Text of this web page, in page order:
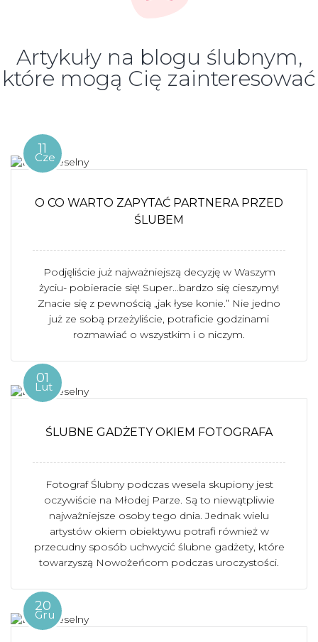
Artykuły na blogu ślubnym,
które mogą Cię zainteresować
11
Cze
O CO WARTO ZAPYTAĆ PARTNERA PRZED
ŚLUBEM
Podjęliście już najważniejszą decyzję w Waszym
życiu- pobieracie się! Super…bardzo się cieszymy!
Znacie się z pewnością „jak łyse konie.” Nie jedno
już ze sobą przeżyliście, potraficie godzinami
rozmawiać o wszystkim i o niczym.
01
Lut
ŚLUBNE GADŻETY OKIEM FOTOGRAFA
Fotograf Ślubny podczas wesela skupiony jest
oczywiście na Młodej Parze. Są to niewątpliwie
najważniejsze osoby tego dnia. Jednak wielu
artystów okiem obiektywu potrafi również w
przecudny sposób uchwycić ślubne gadżety, które
towarzyszą Nowożeńcom podczas uroczystości.
20
Gru